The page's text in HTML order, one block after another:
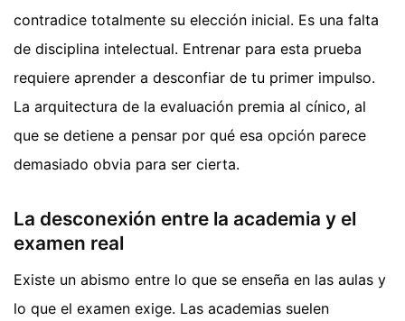
contradice totalmente su elección inicial. Es una falta
de disciplina intelectual. Entrenar para esta prueba
requiere aprender a desconfiar de tu primer impulso.
La arquitectura de la evaluación premia al cínico, al
que se detiene a pensar por qué esa opción parece
demasiado obvia para ser cierta.
La desconexión entre la academia y el
examen real
Existe un abismo entre lo que se enseña en las aulas y
lo que el examen exige. Las academias suelen